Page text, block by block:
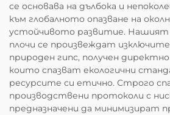
се основава на дълбока и
към глобалното опазване на
устойчивото развитие. Нашият
плочи се произвеждат
природен гипс, получен
които спазват екологични
ресурсите си етично. Строго
производствени протоколи с
предназначени да минимизират